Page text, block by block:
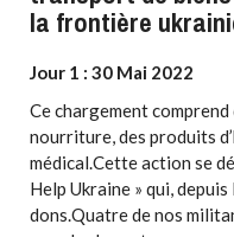
la frontière
Jour 1 : 30 Mai 2022
Ce chargement
nourriture, des produits
médical.Cette action se
Help Ukraine » qui,
dons.Quatre de nos